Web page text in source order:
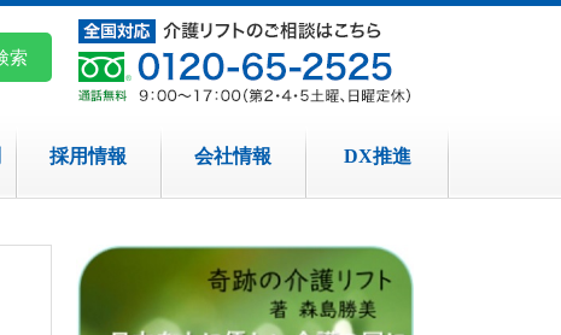
採用情報 会社情報 DX推進